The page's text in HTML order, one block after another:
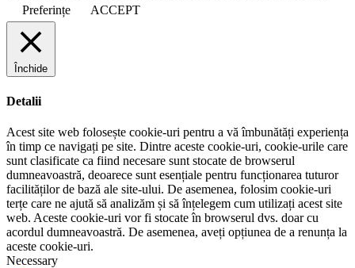
Preferințe
ACCEPT
Închide
Detalii
Acest site web folosește cookie-uri pentru a vă îmbunătăți experiența
în timp ce navigați pe site. Dintre aceste cookie-uri, cookie-urile care
sunt clasificate ca fiind necesare sunt stocate de browserul
dumneavoastră, deoarece sunt esențiale pentru funcționarea tuturor
facilităților de bază ale site-ului. De asemenea, folosim cookie-uri
terțe care ne ajută să analizăm și să înțelegem cum utilizați acest site
web. Aceste cookie-uri vor fi stocate în browserul dvs. doar cu
acordul dumneavoastră. De asemenea, aveți opțiunea de a renunța la
aceste cookie-uri.
Necessary